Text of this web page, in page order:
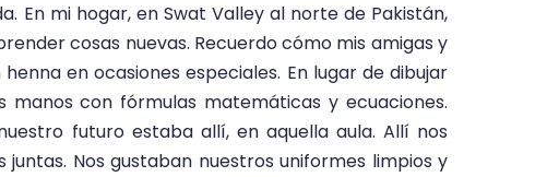
En mi hogar, en Swat Valley al norte de Pakistán,
cosas nuevas. Recuerdo cómo mis amigas y
en ocasiones especiales. En lugar de dibujar
manos con fórmulas matemáticas y ecuaciones.
futuro estaba allí, en aquella aula. Allí nos
Nos gustaban nuestros uniformes limpios y